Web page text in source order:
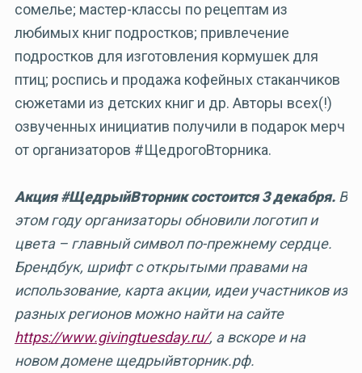
сомелье; мастер-классы по рецептам из
любимых книг подростков; привлечение
подростков для изготовления кормушек для
птиц; роспись и продажа кофейных стаканчиков
сюжетами из детских книг и др. Авторы всех(!)
озвученных инициатив получили в подарок мерч
от организаторов #ЩедрогоВторника.
Акция #ЩедрыйВторник состоится 3 декабря. В
этом году организаторы обновили логотип и
цвета – главный символ по-прежнему сердце.
Брендбук, шрифт с открытыми правами на
использование, карта акции, идеи участников из
разных регионов можно найти на сайте
https://www.givingtuesday.ru/, а вскоре и на
новом домене щедрыйвторник.рф.